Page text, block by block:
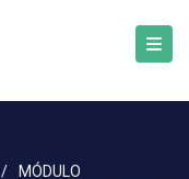
/
MÓDULO